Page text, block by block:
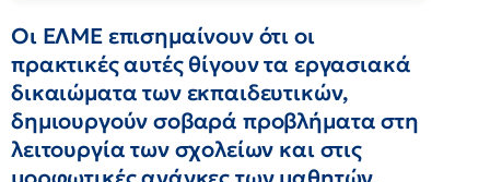
Οι ΕΛΜΕ επισημαίνουν ότι οι
πρακτικές αυτές θίγουν τα εργασιακά
δικαιώματα των εκπαιδευτικών,
δημιουργούν σοβαρά προβλήματα στη
λειτουργία των σχολείων και στις